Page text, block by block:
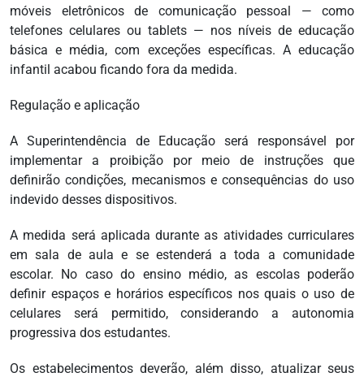
móveis eletrônicos de comunicação pessoal — como
telefones celulares ou tablets — nos níveis de educação
básica e média, com exceções específicas. A educação
infantil acabou ficando fora da medida.
Regulação e aplicação
A Superintendência de Educação será responsável por
implementar a proibição por meio de instruções que
definirão condições, mecanismos e consequências do uso
indevido desses dispositivos.
A medida será aplicada durante as atividades curriculares
em sala de aula e se estenderá a toda a comunidade
escolar. No caso do ensino médio, as escolas poderão
definir espaços e horários específicos nos quais o uso de
celulares será permitido, considerando a autonomia
progressiva dos estudantes.
Os estabelecimentos deverão, além disso, atualizar seus